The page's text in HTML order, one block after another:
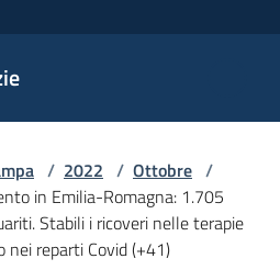
/ 2022 / Ottobre /
in Emilia-Romagna: 1.705
Stabili i ricoveri nelle terapie
nei reparti Covid (+41)